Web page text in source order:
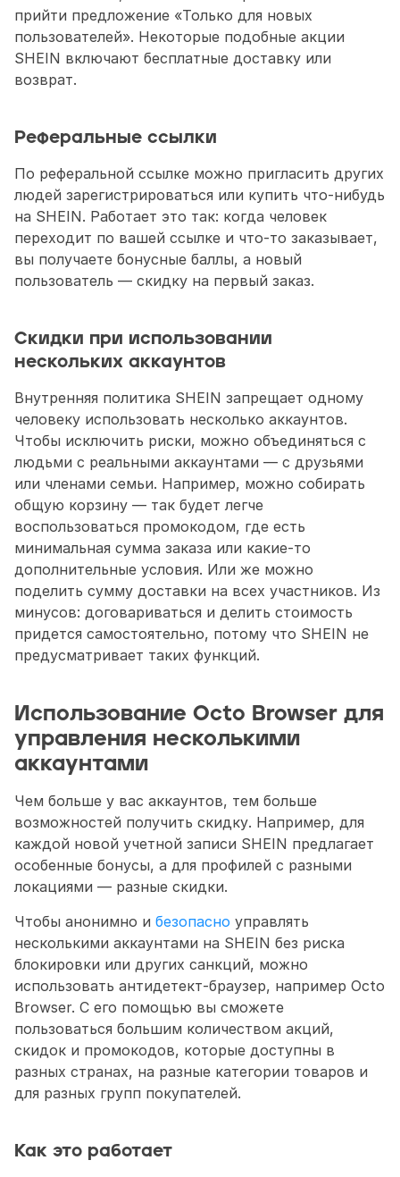
прийти предложение «Только для новых
пользователей». Некоторые подобные акции
SHEIN включают бесплатные доставку или
возврат.
Реферальные ссылки
По реферальной ссылке можно пригласить других
людей зарегистрироваться или купить что-нибудь
на SHEIN. Работает это так: когда человек
переходит по вашей ссылке и что-то заказывает,
вы получаете бонусные баллы, а новый
пользователь — скидку на первый заказ.
Скидки при использовании
нескольких аккаунтов
Внутренняя политика SHEIN запрещает одному
человеку использовать несколько аккаунтов.
Чтобы исключить риски, можно объединяться с
людьми с реальными аккаунтами — с друзьями
или членами семьи. Например, можно собирать
общую корзину — так будет легче
воспользоваться промокодом, где есть
минимальная сумма заказа или какие-то
дополнительные условия. Или же можно
поделить сумму доставки на всех участников. Из
минусов: договариваться и делить стоимость
придется самостоятельно, потому что SHEIN не
предусматривает таких функций.
Использование Octo Browser для
управления несколькими
аккаунтами
Чем больше у вас аккаунтов, тем больше
возможностей получить скидку. Например, для
каждой новой учетной записи SHEIN предлагает
особенные бонусы, а для профилей с разными
локациями — разные скидки.
Чтобы анонимно и безопасно управлять
несколькими аккаунтами на SHEIN без риска
блокировки или других санкций, можно
использовать антидетект-браузер, например Octo
Browser. С его помощью вы сможете
пользоваться большим количеством акций,
скидок и промокодов, которые доступны в
разных странах, на разные категории товаров и
для разных групп покупателей.
Как это работает